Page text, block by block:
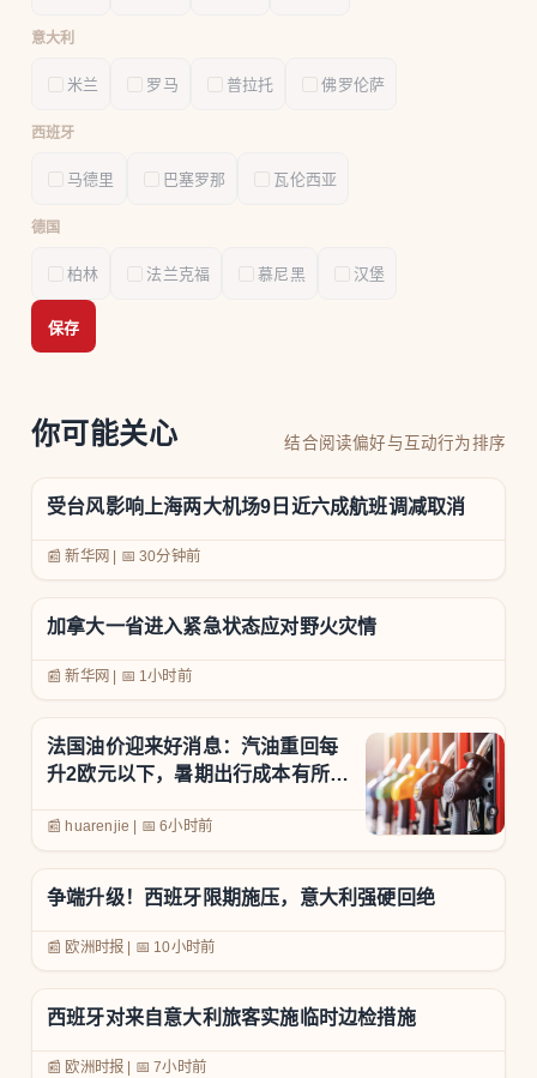
意大利
米兰 罗马 普拉托 佛罗伦萨
西班牙
马德里 巴塞罗那 瓦伦西亚
德国
柏林 法兰克福 慕尼黑 汉堡
保存
你可能关心 结合阅读偏好与互动行为排序
受台风影响上海两大机场9日近六成航班调减取消
📰 新华网 📅30分钟前
加拿大一省进入紧急状态应对野火灾情
📰 新华网 📅 1小时前
法国油价迎来好消息：汽油重回每
升2欧元以下，暑期出行成本有所下
📰 huarenjie | 📅6小时前
争端升级！西班牙限期施压，意大利强硬回绝
📰 欧洲时报 📅 10小时前
西班牙对来自意大利旅客实施临时边检措施
📰 欧洲时报 📅7小时前